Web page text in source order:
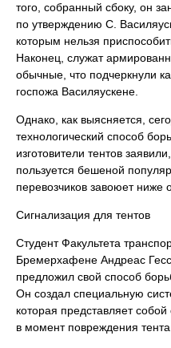
того, собранный сбоку, он
по утверждению С.
которым нельзя
Наконец, служат
обычные, что подчеркнули
госпожа Василяускене.
Однако, как выясняется,
технологический способ
изготовители тентов
пользуется бешеной
перевозчиков завоюет ниже
Сигнализация для тентов
Cтудент Факультета
Бремерхафене Андреас
предложил свой способ
Он создал специальную
которая представляет
в момент повреждения тента.